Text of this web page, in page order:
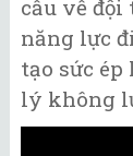
cầu về
năng lực
tạo sức
lý không